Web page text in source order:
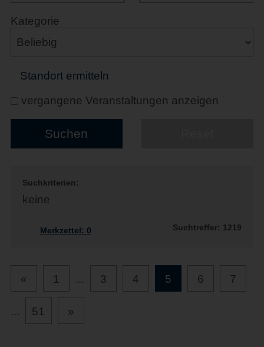
Kategorie
Standort ermitteln
vergangene Veranstaltungen anzeigen
Suchkriterien:
keine
Merkzettel: 0 Suchtreffer: 1219
« 1 ... 3 4 5 6 7
... 51 »